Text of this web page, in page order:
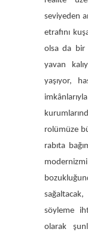
seviyeden
etrafını
olsa da bir
yavan
yaşıyor,
rolümüze
rabıta
söyleme
olarak